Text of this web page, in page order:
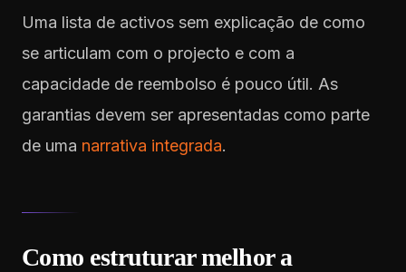
Uma lista de activos sem explicação de como
se articulam com o projecto e com a
capacidade de reembolso é pouco útil. As
garantias devem ser apresentadas como parte
de uma narrativa integrada.
Como estruturar melhor a